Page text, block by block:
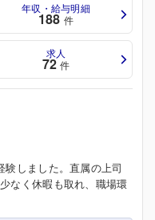
年収・給与明細
188 件
求人
72 件
しました。直属の上司
なく休暇も取れ、職場環